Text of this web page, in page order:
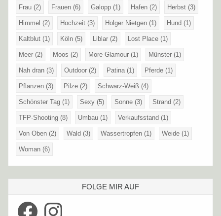
Frau (2) Frauen (6) Galopp (1) Hafen (2) Herbst (3)
Himmel (2) Hochzeit (3) Holger Nietgen (1) Hund (1)
Kaltblut (1) Köln (5) Liblar (2) Lost Place (1)
Meer (2) Moos (2) More Glamour (1) Münster (1)
Nah dran (3) Outdoor (2) Patina(1) Pferde (1)
Pflanzen (3) Pilze (2) Schwarz-Weiß (4)
Schönster Tag (1) Sexy (5) Sonne (3) Strand (2)
TFP-Shooting (8) Umbau (1) Verkaufsstand (1)
Von Oben (2) Wald (3) Wassertropfen (1) Weide (1)
Woman (6)
FOLGE MIR AUF
Facebook Instagram